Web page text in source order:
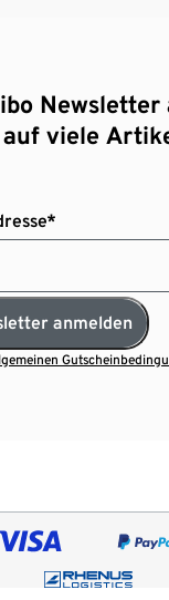
Newsletter
auf viele
anmelden